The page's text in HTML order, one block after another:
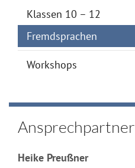
Klassen 10 – 12
Fremdsprachen
Workshops
Ansprechpartner
Heike Preußner